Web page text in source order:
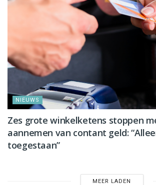
NIEUWS
Zes grote winkelketens stoppen
aannemen van contant geld:
toegestaan”
MEER LADEN